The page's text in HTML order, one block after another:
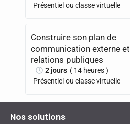
Présentiel ou classe virtuelle
Construire son plan de
communication externe et
relations publiques
2 jours ( 14 heures )
Présentiel ou classe virtuelle
Nos solutions